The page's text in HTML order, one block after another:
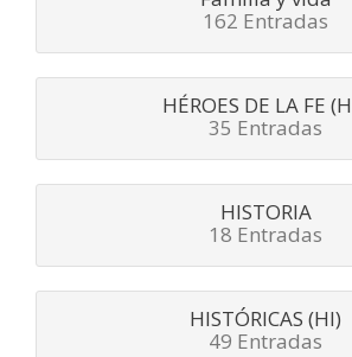
162 Entradas
HÉROES DE LA FE
35 Entradas
HISTORIA
18 Entradas
HISTÓRICAS (HI)
49 Entradas